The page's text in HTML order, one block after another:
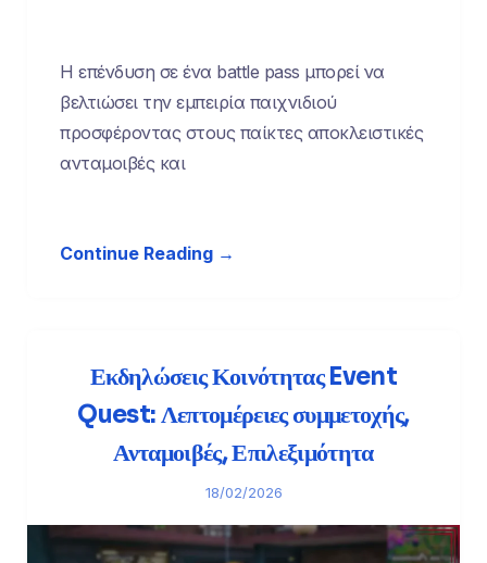
Η επένδυση σε ένα battle pass μπορεί να
βελτιώσει την εμπειρία παιχνιδιού
προσφέροντας στους παίκτες αποκλειστικές
ανταμοιβές και
Continue Reading →
Εκδηλώσεις Κοινότητας Event
Quest: Λεπτομέρειες συμμετοχής,
Ανταμοιβές, Επιλεξιμότητα
18/02/2026